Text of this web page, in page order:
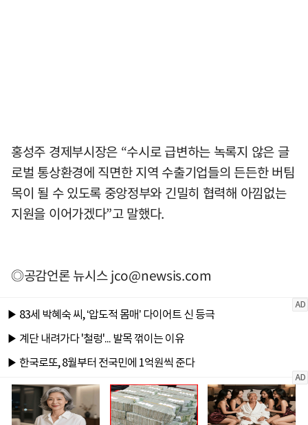
홍성주 경제부시장은 “수시로 급변하는 녹록지 않은 글
로벌 통상환경에 직면한 지역 수출기업들의 든든한 버팀
목이 될 수 있도록 중앙정부와 긴밀히 협력해 아낌없는
지원을 이어가겠다”고 말했다.
◎공감언론 뉴시스jco@newsis.com